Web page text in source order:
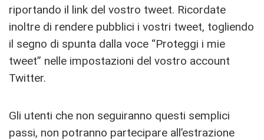
riportando il link del vostro tweet. Ricordate
inoltre di rendere pubblici i vostri tweet, togliendo
il segno di spunta dalla voce “Proteggi i mie
tweet” nelle impostazioni del vostro account
Twitter.
Gli utenti che non seguiranno questi semplici
passi, non potranno partecipare all’estrazione